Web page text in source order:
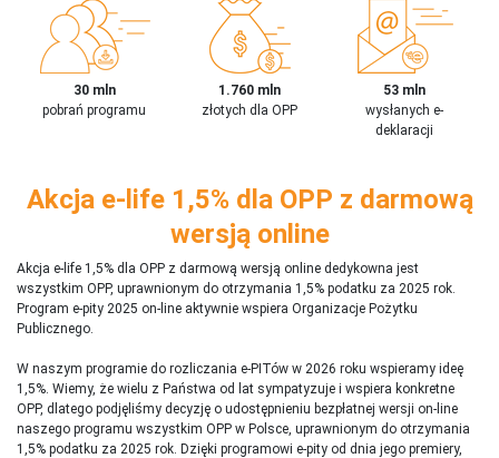
30 mln
pobrań programu
1.760 mln
złotych dla OPP
53 mln
wysłanych e-
deklaracji
Akcja e-life 1,5% dla OPP z darmową
wersją online
Akcja e-life 1,5% dla OPP z darmową wersją online dedykowna jest
wszystkim OPP, uprawnionym do otrzymania 1,5% podatku za 2025 rok.
Program e-pity 2025 on-line aktywnie wspiera Organizacje Pożytku
Publicznego.
W naszym programie do rozliczania e-PITów w 2026 roku wspieramy ideę
1,5%. Wiemy, że wielu z Państwa od lat sympatyzuje i wspiera konkretne
OPP, dlatego podjęliśmy decyzję o udostępnieniu bezpłatnej wersji on-line
naszego programu wszystkim OPP w Polsce, uprawnionym do otrzymania
1,5% podatku za 2025 rok. Dzięki programowi e-pity od dnia jego premiery,